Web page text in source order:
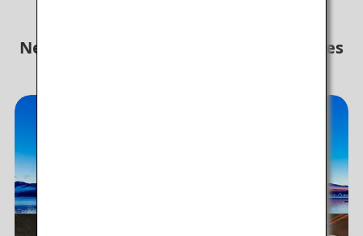
Ne passez pas à côté de ces découvertes